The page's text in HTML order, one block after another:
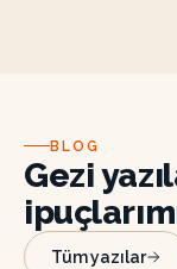
BLOG
Gezi
Tüm yazılar